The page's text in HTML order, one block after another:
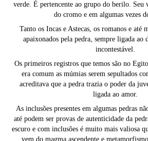
verde. É pertencente ao grupo do berilo. Seu
do cromo e em algumas vezes
Tanto os Incas e Astecas, os romanos e até
apaixonados pela pedra, sempre ligada ao
incontestável.
Os primeiros registros que temos são no
era comum as múmias serem sepultados
acreditava que a pedra trazia o poder da
ligada ao amor.
As inclusões presentes em algumas pedras
até podem ser provas de autenticidade da
escuro e com inclusões é muito mais valiosa
vem do magma ascendente e